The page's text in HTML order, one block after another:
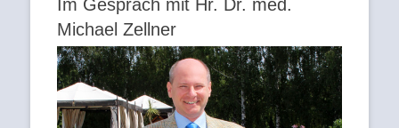
Im Gespräch mit Hr. Dr. med.
Michael Zellner